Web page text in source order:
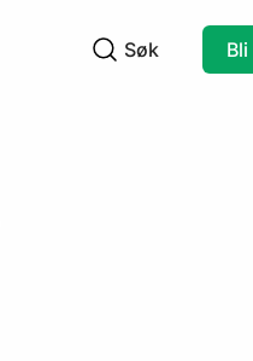
Søkefelt
Søk